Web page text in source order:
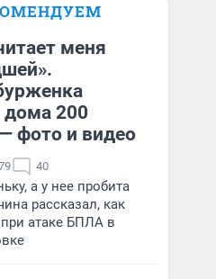
меня
200
фото и видео
40
а у нее пробита
рассказал, как
атаке БПЛА в